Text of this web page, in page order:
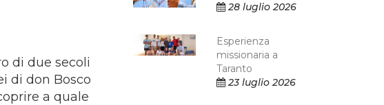
di due secoli
di don Bosco
a quale
28 luglio 2026
Esperienza
missionaria a
Taranto
23 luglio 2026